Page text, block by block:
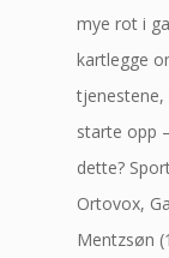
mye rot i
kartlegge
tjenestene,
starte opp
dette?
Ortovox,
Mentzsøn